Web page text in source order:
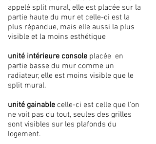
appelé split mural, elle est placée sur la
partie haute du mur et celle-ci est la
plus répandue, mais elle aussi la plus
visible et la moins esthétique
unité intérieure console placée en
partie basse du mur comme un
radiateur, elle est moins visible que le
split mural.
unité gainable celle-ci est celle que l'on
ne voit pas du tout, seules des grilles
sont visibles sur les plafonds du
logement.